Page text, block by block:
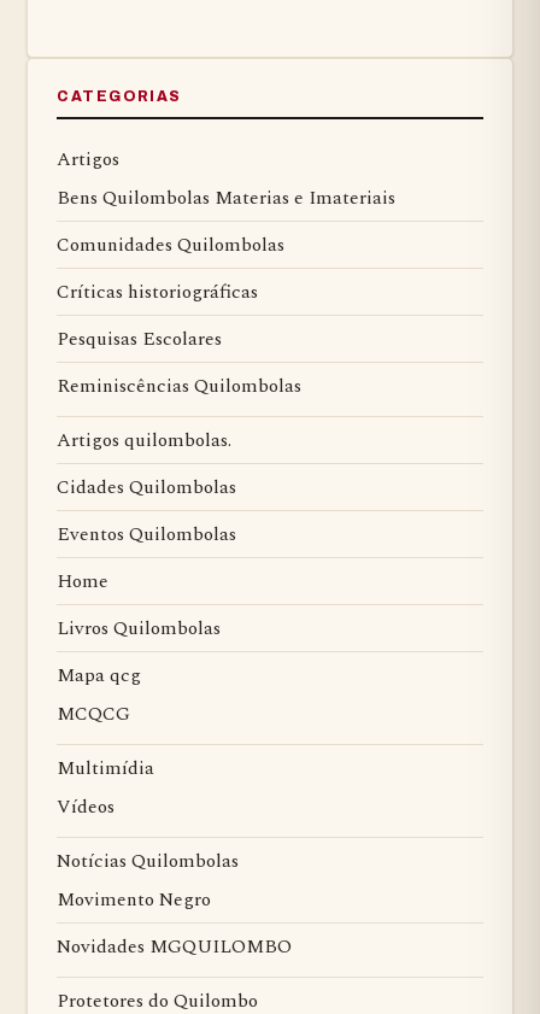
CATEGORIAS
Artigos
Bens Quilombolas Materias e Imateriais
Comunidades Quilombolas
Críticas historiográficas
Pesquisas Escolares
Reminiscências Quilombolas
Artigos quilombolas.
Cidades Quilombolas
Eventos Quilombolas
Home
Livros Quilombolas
Mapa qcg
MCQCG
Multimídia
Vídeos
Notícias Quilombolas
Movimento Negro
Novidades MGQUILOMBO
Protetores do Quilombo